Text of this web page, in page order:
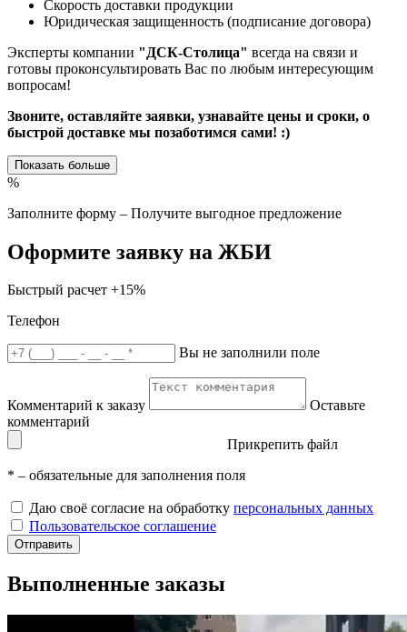
Скорость доставки продукции
Юридическая защищенность (подписание договора)
Эксперты компании "ДСК-Столица" всегда на связи и
готовы проконсультировать Вас по любым интересующим
вопросам!
Звоните, оставляйте заявки, узнавайте цены и сроки, о
быстрой доставке мы позаботимся сами! :)
Показать больше
%
Заполните форму – Получите выгодное предложение
Оформите заявку на ЖБИ
Быстрый расчет +15%
Телефон
Вы не заполнили поле
Комментарий к заказу
Оставьте
комментарий
Прикрепить файл
* – обязательные для заполнения поля
Даю своё согласие на обработку персональных данных
Пользовательское соглашение
Отправить
Выполненные заказы